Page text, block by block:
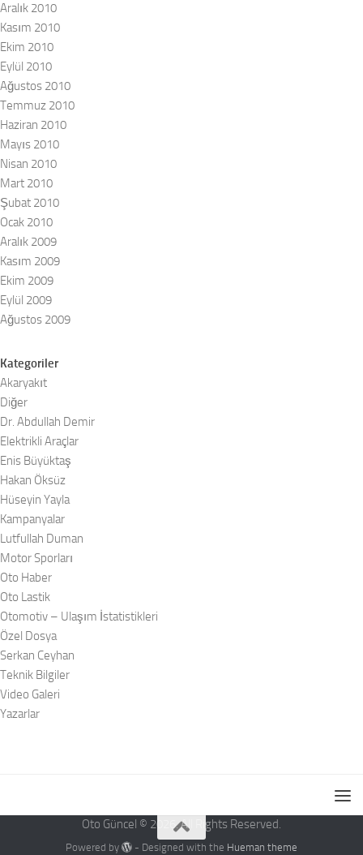
Aralık 2010
Kasım 2010
Ekim 2010
Eylül 2010
Ağustos 2010
Temmuz 2010
Haziran 2010
Mayıs 2010
Nisan 2010
Mart 2010
Şubat 2010
Ocak 2010
Aralık 2009
Kasım 2009
Ekim 2009
Eylül 2009
Ağustos 2009
Kategoriler
Akaryakıt
Diğer
Dr. Abdullah Demir
Elektrikli Araçlar
Enis Büyüktaş
Hakan Öksüz
Hüseyin Yayla
Kampanyalar
Lutfullah Duman
Motor Sporları
Oto Haber
Oto Lastik
Otomotiv – Ulaşım İstatistikleri
Özel Dosya
Serkan Ceyhan
Teknik Bilgiler
Video Galeri
Yazarlar
Oto Güncel © 2026. All Rights Reserved.
Powered by - Designed with the Hueman theme